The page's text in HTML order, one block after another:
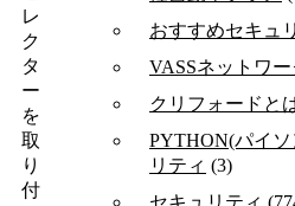
レ
ク
タ
ー
を
取
り
付
おすすめセキュ
VASSネットワー
クリフォードと
PYTHON(パイ
リティ (3)
セキュリティ